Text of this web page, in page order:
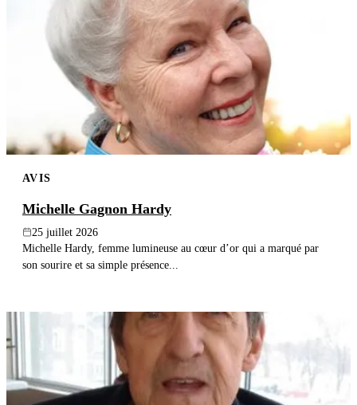
AVIS
Michelle Gagnon Hardy
25 juillet 2026
Michelle Hardy, femme lumineuse au cœur d’or qui a marqué par
son sourire et sa simple présence...